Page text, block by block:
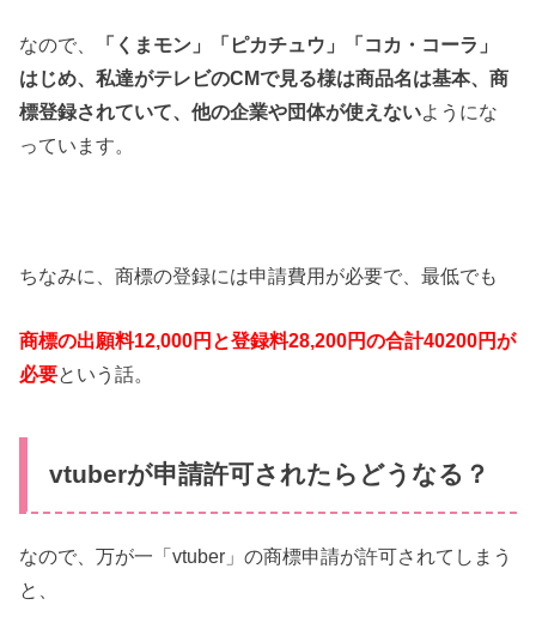
なので、
「くまモン」「ピカチュウ」「コカ・コーラ」
はじめ、私達がテレビのCMで見る様は商品名は基本、商
標登録されていて、他の企業や団体が使えないようにな
っています。
ちなみに、商標の登録には申請費用が必要で、最低でも
商標の出願料12,000円と登録料28,200円の合計40200円が
必要という話。
vtuberが申請許可されたらどうなる？
なので、万が一「vtuber」の商標申請が許可されてしまう
と、